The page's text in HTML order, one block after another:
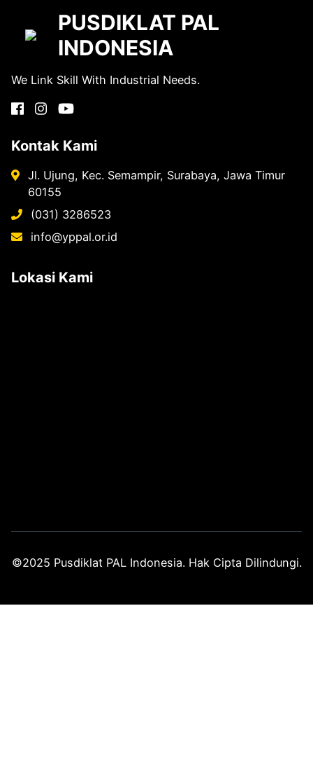
PUSDIKLAT PAL
INDONESIA
We Link Skill With Industrial Needs.
Kontak Kami
Jl. Ujung, Kec. Semampir, Surabaya, Jawa Timur
60155
(031) 3286523
info@yppal.or.id
Lokasi Kami
©2025 Pusdiklat PAL Indonesia. Hak Cipta Dilindungi.